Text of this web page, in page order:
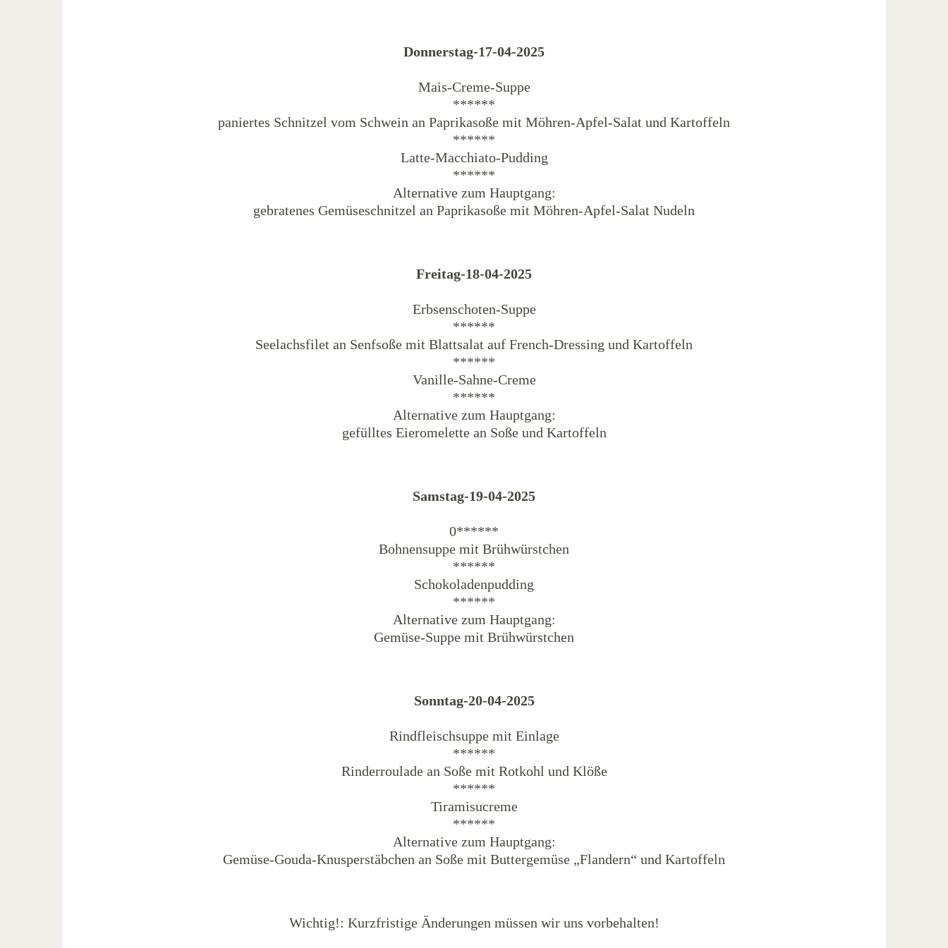
Donnerstag-17-04-2025
Mais-Creme-Suppe
******
paniertes Schnitzel vom Schwein an Paprikasoße mit Möhren-Apfel-Salat und Kartoffeln
******
Latte-Macchiato-Pudding
******
Alternative zum Hauptgang:
gebratenes Gemüseschnitzel an Paprikasoße mit Möhren-Apfel-Salat Nudeln
Freitag-18-04-2025
Erbsenschoten-Suppe
******
Seelachsfilet an Senfsoße mit Blattsalat auf French-Dressing und Kartoffeln
******
Vanille-Sahne-Creme
******
Alternative zum Hauptgang:
gefülltes Eieromelette an Soße und Kartoffeln
Samstag-19-04-2025
0******
Bohnensuppe mit Brühwürstchen
******
Schokoladenpudding
******
Alternative zum Hauptgang:
Gemüse-Suppe mit Brühwürstchen
Sonntag-20-04-2025
Rindfleischsuppe mit Einlage
******
Rinderroulade an Soße mit Rotkohl und Klöße
******
Tiramisucreme
******
Alternative zum Hauptgang:
Gemüse-Gouda-Knusperstäbchen an Soße mit Buttergemüse „Flandern“ und Kartoffeln
Wichtig!: Kurzfristige Änderungen müssen wir uns vorbehalten!